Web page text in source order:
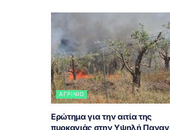
ΑΓΡΊΝΙΟ
Ερώτημα για την αιτία της
πυρκαγιάς στην Υψηλή